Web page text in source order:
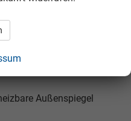
Außenspiegel